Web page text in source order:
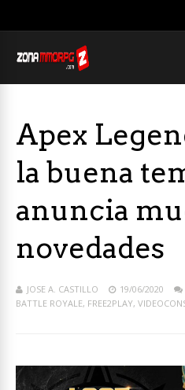
Apex
la buena
anuncia
novedades
JOSE A. CASTILLO 19/06/2020
BATTLE ROYALE, FREE2PLAY,